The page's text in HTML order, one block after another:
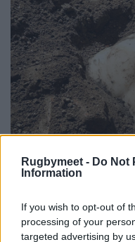
Rugbymeet - Do Not
Information
If you wish to opt-out of
processing of your
targeted advertising by